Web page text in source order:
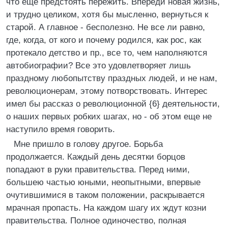
и трудно целиком, хотя бы мысленно, вернуться к
старой. А главное - бесполезно. Не все ли равно,
где, когда, от кого и почему родился, как рос, как
протекало детство и пр., все то, чем наполняются
автобиографии? Все это удовлетворяет лишь
праздному любопытству праздных людей, и не нам,
революционерам, этому потворствовать. Интерес
имел бы рассказ о революционной {6} деятельности,
о наших первых робких шагах, но - об этом еще не
наступило время говорить.
Мне пришло в голову другое. Борьба
продолжается. Каждый день десятки борцов
попадают в руки правительства. Перед ними,
большею частью юными, неопытными, впервые
очутившимися в таком положении, раскрывается
мрачная пропасть. На каждом шагу их ждут козни
правительства. Полное одиночество, полная